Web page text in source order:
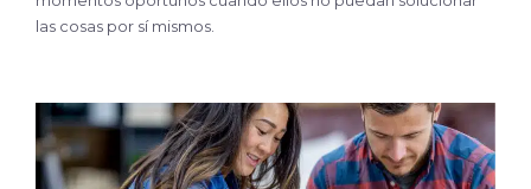
las cosas por sí mismos.